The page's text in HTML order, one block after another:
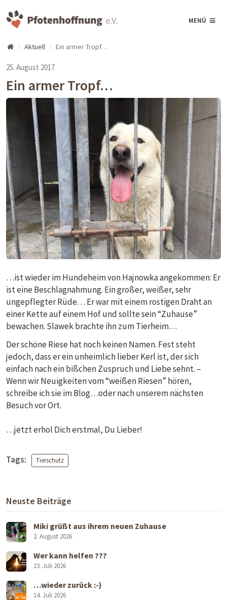
MENÜ
Aktuell Ein armer Tropf…
25. August 2017
Ein armer Tropf…
…ist wieder im Hundeheim von Hajnowka angekommen: Er
ist eine Beschlagnahmung. Ein großer, weißer, sehr
ungepflegter Rüde… Er war mit einem rostigen Draht an
einer Kette auf einem Hof und sollte sein “Zuhause”
bewachen. Slawek brachte ihn zum Tierheim…
Der schöne Riese hat noch keinen Namen. Fest steht
jedoch, dass er ein unheimlich lieber Kerl ist, der sich
einfach nach ein bißchen Zuspruch und Liebe sehnt. –
Wenn wir Neuigkeiten vom “weißen Riesen” hören,
schreibe ich sie im Blog…oder nach unserem nächsten
Besuch vor Ort.
…jetzt erhol Dich erstmal, Du Lieber!
Tags: Tierschutz
Neuste Beiträge
Miki grüßt aus ihrem neuen Zuhause
2. August 2026
Wer kann helfen ???
23. Juli 2026
…wieder zurück :-)
14. Juli 2026